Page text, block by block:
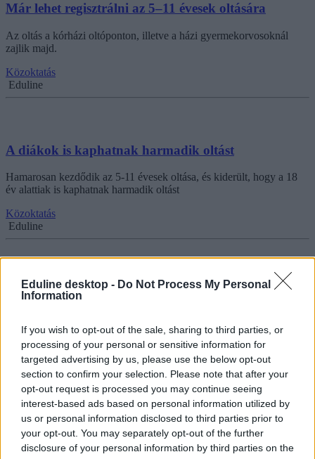
Eduline desktop - Do Not Process My Personal
Information
If you wish to opt-out of the sale, sharing to third parties, or
processing of your personal or sensitive information for
targeted advertising by us, please use the below opt-out
section to confirm your selection. Please note that after your
opt-out request is processed you may continue seeing
interest-based ads based on personal information utilized by
us or personal information disclosed to third parties prior to
your opt-out. You may separately opt-out of the further
disclosure of your personal information by third parties on the
Már lehet regisztrálni az 5–11 évesek oltására
Az oltás a kórházi oltóponton, illetve a házi gyermekorvosoknál
zajlik majd.
Közoktatás
Eduline
A diákok is kaphatnak harmadik oltást
Hamarosan kezdődik az 5-11 évesek oltása, és kiderült, hogy a 18
év alattiak is kaphatnak harmadik oltást
Közoktatás
Eduline
Már a téli szünetben elkezdhetik oltani a 12 évnél
Csütörtökön az Európai Gyógyszerügynökség is rábólintott az 5 év
feletti óvodások, iskolások oltásának engedélyezésére. Az első adag
vakcina december 20-án érkezik - mondta Orbán Viktor szokásos
péntek reggeli interjújában, a Kossuth Rádióban.
Közoktatás
Eduline